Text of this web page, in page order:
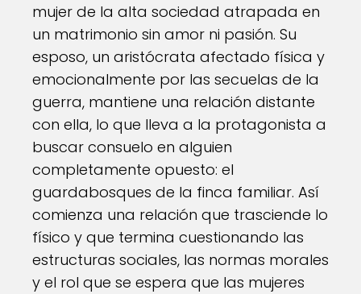
mujer de la alta sociedad atrapada en
un matrimonio sin amor ni pasión. Su
esposo, un aristócrata afectado física y
emocionalmente por las secuelas de la
guerra, mantiene una relación distante
con ella, lo que lleva a la protagonista a
buscar consuelo en alguien
completamente opuesto: el
guardabosques de la finca familiar. Así
comienza una relación que trasciende lo
físico y que termina cuestionando las
estructuras sociales, las normas morales
y el rol que se espera que las mujeres